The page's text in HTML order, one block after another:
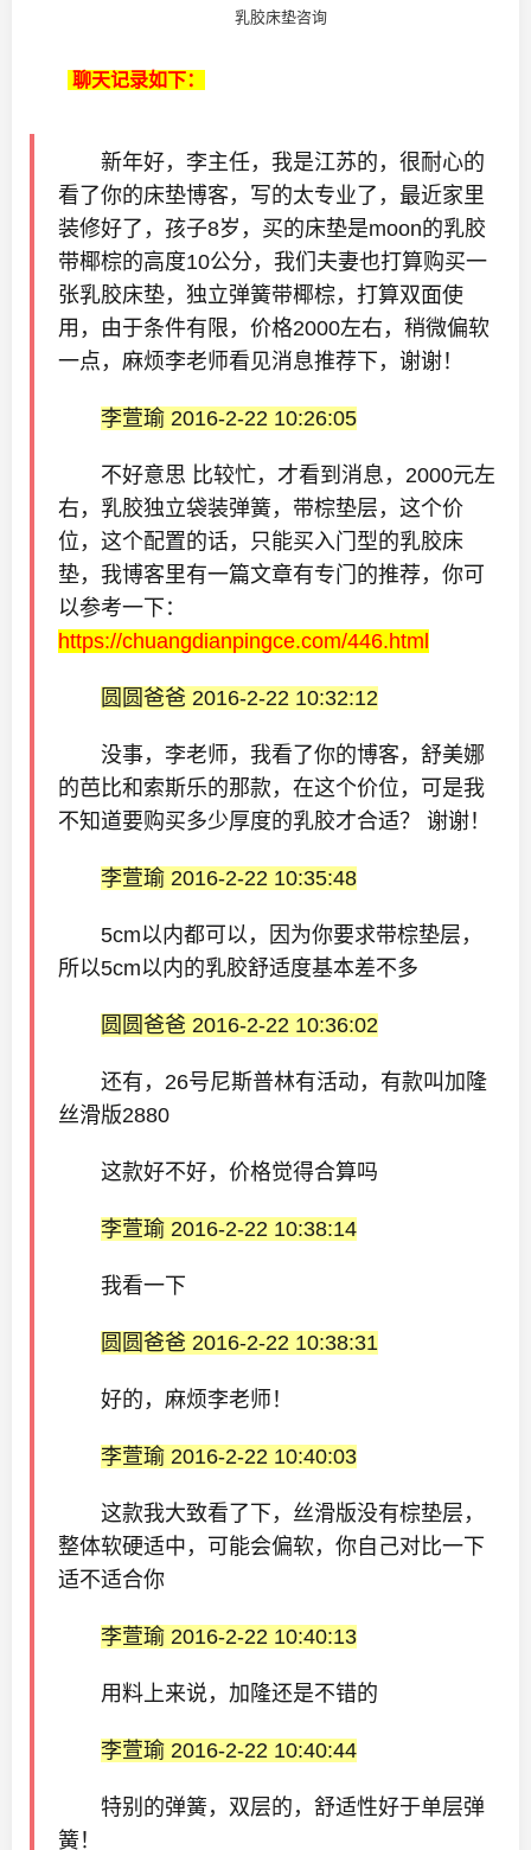
乳胶床垫咨询
聊天记录如下：
新年好，李主任，我是江苏的，很耐心的
看了你的床垫博客，写的太专业了，最近家里
装修好了，孩子8岁，买的床垫是moon的乳胶
带椰棕的高度10公分，我们夫妻也打算购买一
张乳胶床垫，独立弹簧带椰棕，打算双面使
用，由于条件有限，价格2000左右，稍微偏软
一点，麻烦李老师看见消息推荐下，谢谢！
李萱瑜 2016-2-22 10:26:05
不好意思 比较忙，才看到消息，2000元左
右，乳胶独立袋装弹簧，带棕垫层，这个价
位，这个配置的话，只能买入门型的乳胶床
垫，我博客里有一篇文章有专门的推荐，你可
以参考一下：
https://chuangdianpingce.com/446.html
圆圆爸爸 2016-2-22 10:32:12
没事，李老师，我看了你的博客，舒美娜
的芭比和索斯乐的那款，在这个价位，可是我
不知道要购买多少厚度的乳胶才合适？ 谢谢！
李萱瑜 2016-2-22 10:35:48
5cm以内都可以，因为你要求带棕垫层，
所以5cm以内的乳胶舒适度基本差不多
圆圆爸爸 2016-2-22 10:36:02
还有，26号尼斯普林有活动，有款叫加隆
丝滑版2880
这款好不好，价格觉得合算吗
李萱瑜 2016-2-22 10:38:14
我看一下
圆圆爸爸 2016-2-22 10:38:31
好的，麻烦李老师！
李萱瑜 2016-2-22 10:40:03
这款我大致看了下，丝滑版没有棕垫层，
整体软硬适中，可能会偏软，你自己对比一下
适不适合你
李萱瑜 2016-2-22 10:40:13
用料上来说，加隆还是不错的
李萱瑜 2016-2-22 10:40:44
特别的弹簧，双层的，舒适性好于单层弹
簧！